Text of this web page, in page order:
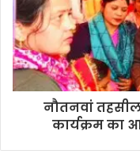
नौतनवां
कार्यक्रम का